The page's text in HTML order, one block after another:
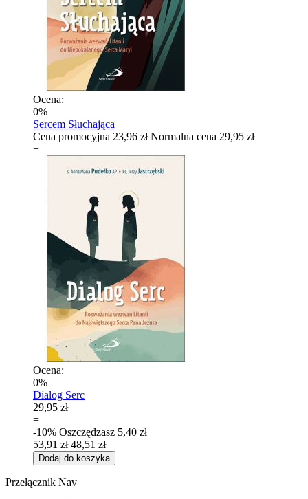
Ocena:
0%
Sercem Słuchająca
Cena promocyjna 23,96 zł Normalna cena 29,95 zł
+
Ocena:
0%
Dialog Serc
29,95 zł
=
-10% Oszczędzasz 5,40 zł
53,91 zł 48,51 zł
Dodaj do koszyka
Przełącznik Nav